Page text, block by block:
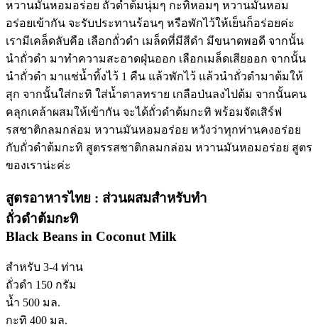
หวานมันหอมอร่อย ถั่วดําต้มนุ่มๆ กะทิหอมๆ หวานมันหอม
อร่อยเข้ากัน จะรับประทานร้อนๆ หรือพักไว้ให้เย็นก็อร่อยค่ะ
เรามีเคล็ดลับคือ เลือกถั่วดํา เมล็ดที่มีสีดํา มีขนาดพอดี จากนั้น
นำถั่วดํา มาทำความสะอาดฝุ่นออก เลือกเมล็ดเสียออก จากนั้น
นำถั่วดํา มาแช่น้ำทิ้งไว้ 1 คืน แล้วพักไว้ แล้วนำถั่วดํามาต้มให้
สุก จากนั้นใส่กะทิ ใส่น้ำตาลทราย เกลือป่นลงไปต้ม จากนั้นคน
คลุกเคล้าผสมให้เข้ากัน จะได้ถั่วดําต้มกะทิ พร้อมจัดเสิร์ฟ
รสชาติกลมกล่อม หวานมันหอมอร่อย หวังว่าทุกท่านคงอร่อย
กับถั่วดําต้มกะทิ สูตรรสชาติกลมกล่อม หวานมันหอมอร่อย สูตร
ของเราน่ะค่ะ
สูตรอาหารไทย : ส่วนผสมสำหรับทำ
ถั่วดําต้มกะทิ
Black Beans in Coconut Milk
สำหรับ 3-4 ท่าน
ถั่วดํา 150 กรัม
น้ำ 500 มล.
กะทิ 400 มล.